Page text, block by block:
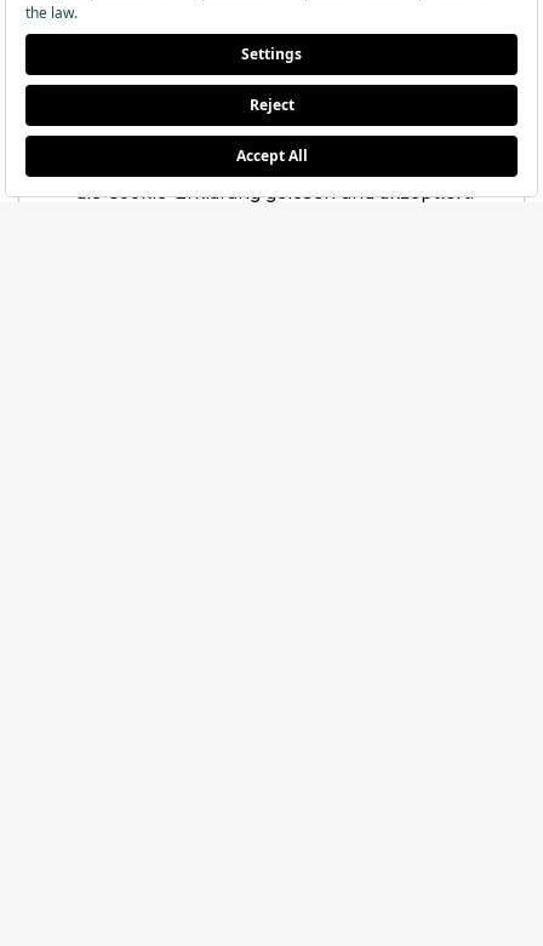
Newsletter Abonnieren
Datenschutzbestimmungen und
die Cookie-Erklärunggelesen und akzeptiert.